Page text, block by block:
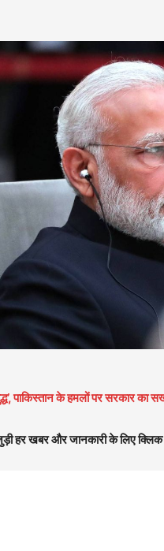
पाकिस्तान के हमलों पर सरकार का
हर खबर और जानकारी के लिए